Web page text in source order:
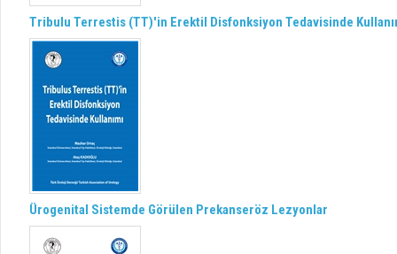
Tribulu Terrestis (TT)'in Erektil Disfonksiyon Tedavisinde
Ürogenital Sistemde Görülen Prekanseröz Lezyonlar